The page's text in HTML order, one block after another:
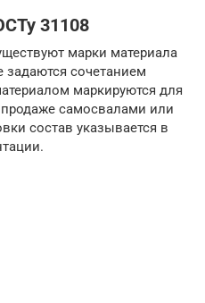
31108
марки материала
задаются сочетанием
маркируются для
самосвалами или
состав указывается в